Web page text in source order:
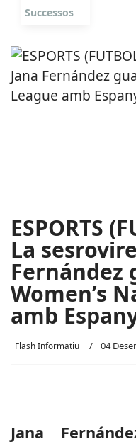
Successos
ESPORTS
La
Fernández
Women’s
amb
Flash Informatiu 04
Jana